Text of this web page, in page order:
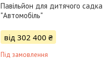
Павільйон для дитячого садка
"Автомобіль"
від 302 400 ₴
Під замовлення